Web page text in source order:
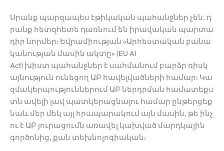
Սրանք պարզապես էթիկական պահանջներ չեն. դ
րանք հետզհետե դառնում են իրավական պարտա
դիր նորմեր: Եվրամիության «Արհեստական բանա
կանության մասին ակտը» (EU AI
Act) խիստ պահանջներ է սահմանում բարձր ռիսկ
այնություն ունեցող ԱԲ հավելվածների համար: Կա
զմակերպություններում ԱԲ ներդրման համատեքս
տն ավելի լավ պատկերացնալու համար ընթերցեք
նաև մեր մեկ այլ հրապարակում այն մասին, թե ինչ
ու է ԱԲ յուրացումն առավել կախված մարդկային
գործոնից, քան տեխնոլոգիական: